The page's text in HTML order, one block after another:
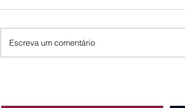
Escreva um comentário